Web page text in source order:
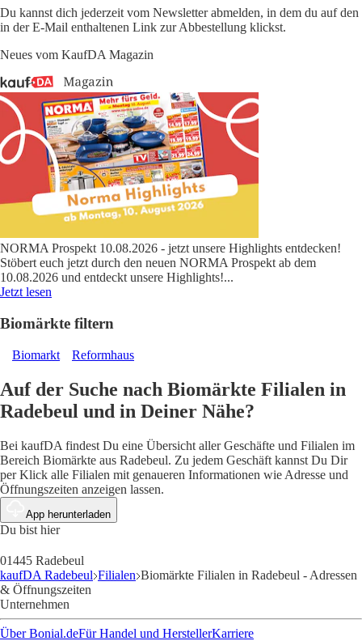
Du kannst dich jederzeit vom Newsletter abmelden, in dem du auf den
in der E-Mail enthaltenen Link zur Abbestellung klickst.
Neues vom KaufDA Magazin
NORMA Prospekt 10.08.2026 - jetzt unsere Highlights entdecken!
Stöbert euch jetzt durch den neuen NORMA Prospekt ab dem
10.08.2026 und entdeckt unsere Highlights!...
Jetzt lesen
Biomärkte filtern
Biomarkt Reformhaus
Auf der Suche nach Biomärkte Filialen in
Radebeul und in Deiner Nähe?
Bei kaufDA findest Du eine Übersicht aller Geschäfte und Filialen im
Bereich Biomärkte aus Radebeul. Zu jedem Geschäft kannst Du Dir
per Klick alle Filialen mit genaueren Informationen wie Adresse und
Öffnungszeiten anzeigen lassen.
App herunterladen
Du bist hier
01445 Radebeul
kaufDA Radebeul Filialen Biomärkte Filialen in Radebeul - Adressen
& Öffnungszeiten
Unternehmen
Über Bonial.deFür Handel und HerstellerKarriere